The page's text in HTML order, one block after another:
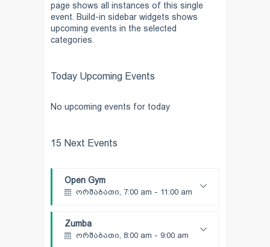
page shows all instances of this single
event. Build-in sidebar widgets shows
upcoming events in the selected
categories.
Today Upcoming Events
No upcoming events for today
15 Next Events
Open Gym
ორშაბათი, 7:00 am - 11:00 am
Mark Moreau
Zumba
ორშაბათი, 8:00 am - 9:00 am